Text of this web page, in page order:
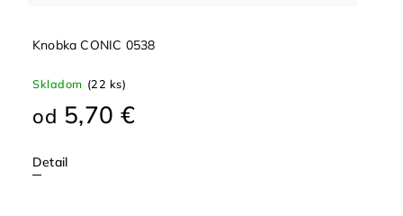
Knobka CONIC 0538
Skladom (22 ks)
od 5,70 €
Detail